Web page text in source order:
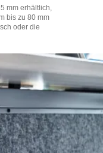
mm erhältlich,
bis zu 80 mm
oder die